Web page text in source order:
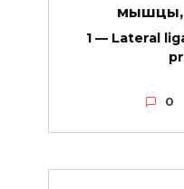
мышцы,
1 — Lateral
0